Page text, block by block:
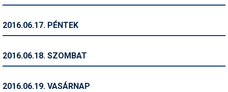
Síszerviz
Snowboard
2016.06.17. PÉNTEK
2016.06.18. SZOMBAT
2016.06.19. VASÁRNAP